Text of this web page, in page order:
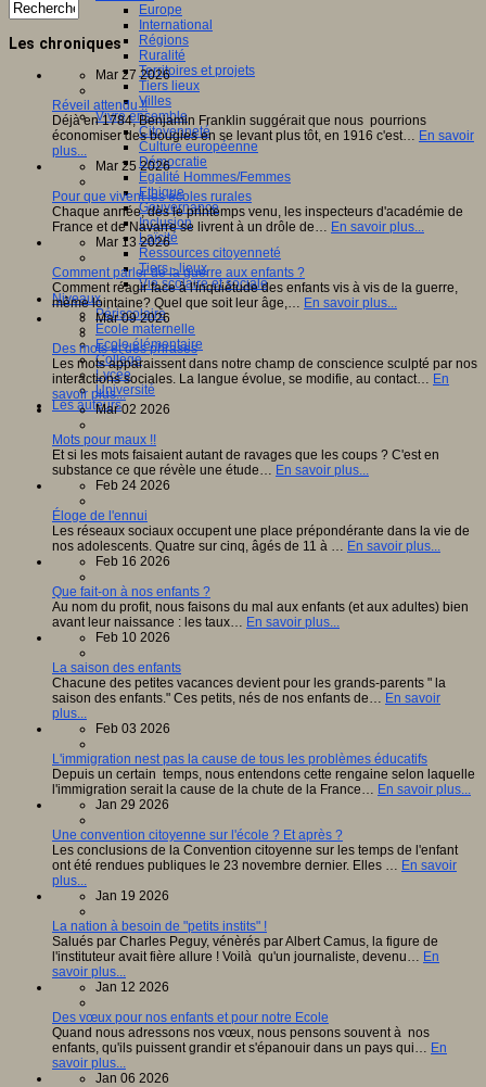
Europe
International
Régions
Ruralité
Territoires et projets
Tiers lieux
Villes
Vivre ensemble
Citoyenneté
Culture européenne
Démocratie
Egalité Hommes/Femmes
Ethique
Gouvernance
Inclusion
Laïcité
Ressources citoyenneté
Tiers - lieux
Vie scolaire et sociale
Niveaux
Périscolaire
Ecole maternelle
Ecole élémentaire
Collège
Lycée
Université
Les auteurs
Les chroniques
Mar 27 2026
Réveil attendu !!
Déjà en 1784, Benjamin Franklin suggérait que nous pourrions
économiser des bougies en se levant plus tôt, en 1916 c'est… En savoir
plus...
Mar 25 2026
Pour que vivent les écoles rurales
Chaque année, dès le printemps venu, les inspecteurs d'académie de
France et de Navarre se livrent à un drôle de… En savoir plus...
Mar 13 2026
Comment parler de la guerre aux enfants ?
Comment réagir face à l'inquiétude des enfants vis à vis de la guerre,
même lointaine? Quel que soit leur âge,… En savoir plus...
Mar 09 2026
Des mots et des phrases
Les mots apparaissent dans notre champ de conscience sculpté par nos
interactions sociales. La langue évolue, se modifie, au contact… En
savoir plus...
Mar 02 2026
Mots pour maux !!
Et si les mots faisaient autant de ravages que les coups ? C'est en
substance ce que révèle une étude… En savoir plus...
Feb 24 2026
Éloge de l'ennui
Les réseaux sociaux occupent une place prépondérante dans la vie de
nos adolescents. Quatre sur cinq, âgés de 11 à … En savoir plus...
Feb 16 2026
Que fait-on à nos enfants ?
Au nom du profit, nous faisons du mal aux enfants (et aux adultes) bien
avant leur naissance : les taux… En savoir plus...
Feb 10 2026
La saison des enfants
Chacune des petites vacances devient pour les grands-parents " la
saison des enfants." Ces petits, nés de nos enfants de… En savoir
plus...
Feb 03 2026
L'immigration nest pas la cause de tous les problèmes éducatifs
Depuis un certain temps, nous entendons cette rengaine selon laquelle
l'immigration serait la cause de la chute de la France… En savoir plus...
Jan 29 2026
Une convention citoyenne sur l'école ? Et après ?
Les conclusions de la Convention citoyenne sur les temps de l'enfant
ont été rendues publiques le 23 novembre dernier. Elles … En savoir
plus...
Jan 19 2026
La nation à besoin de "petits instits" !
Salués par Charles Peguy, vénèrés par Albert Camus, la figure de
l'instituteur avait fière allure ! Voilà qu'un journaliste, devenu… En
savoir plus...
Jan 12 2026
Des vœux pour nos enfants et pour notre Ecole
Quand nous adressons nos vœux, nous pensons souvent à nos
enfants, qu'ils puissent grandir et s'épanouir dans un pays qui… En
savoir plus...
Jan 06 2026